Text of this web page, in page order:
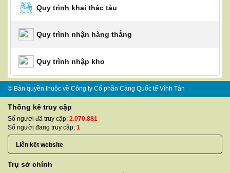
Quy trình khai thác tàu
Quy trình nhận hàng thẳng
Quy trình nhập kho
© Bản quyền thuộc về Công ty Cổ phần Cảng Quốc tế Vĩnh Tân
Thống kê truy cập
Số người đã truy cập: 2.070.881
Số người đang truy cập: 1
Trụ sở chính